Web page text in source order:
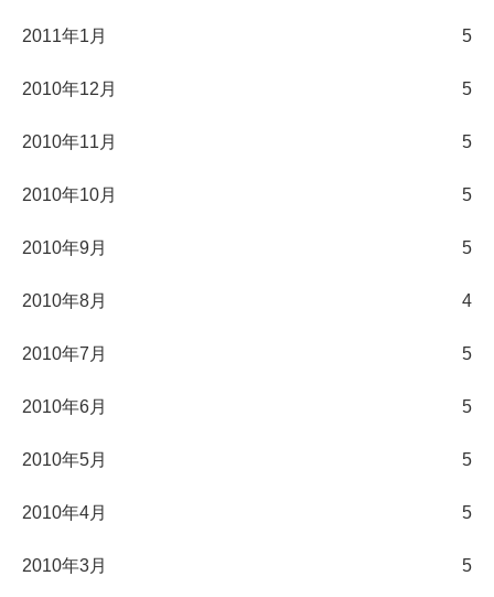
2011年1月 5
2010年12月 5
2010年11月 5
2010年10月 5
2010年9月 5
2010年8月 4
2010年7月 5
2010年6月 5
2010年5月 5
2010年4月 5
2010年3月 5